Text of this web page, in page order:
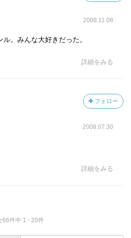
2008.11.08
。みんな大好きだった。
詳細をみる
フォロー
2008.07.30
詳細をみる
66件中 1 - 20件